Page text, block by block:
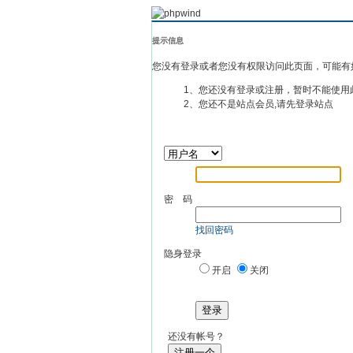
提示信息
您没有登录或者您没有权限访问此页面，可能有
1、您还没有登录或注册，暂时不能使用
2、您还不是站点会员,请先登录站点
密 码
找回密码
隐身登录
开启
关闭
登录
还没有帐号？